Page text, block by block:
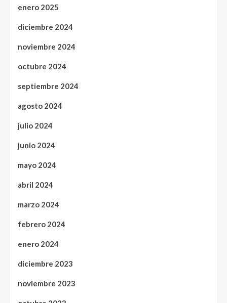
enero 2025
diciembre 2024
noviembre 2024
octubre 2024
septiembre 2024
agosto 2024
julio 2024
junio 2024
mayo 2024
abril 2024
marzo 2024
febrero 2024
enero 2024
diciembre 2023
noviembre 2023